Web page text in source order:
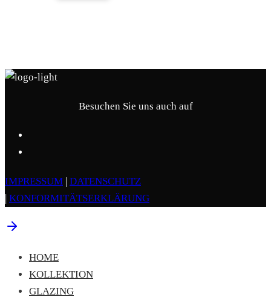
Besuchen Sie uns auch auf
IMPRESSUM DATENSCHUTZ
KONFORMITÄTSERKLÄRUNG
HOME
KOLLEKTION
GLAZING